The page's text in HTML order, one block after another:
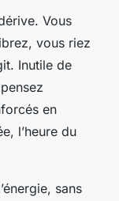
Vous
vous riez
Inutile de
en
l’heure du
sans